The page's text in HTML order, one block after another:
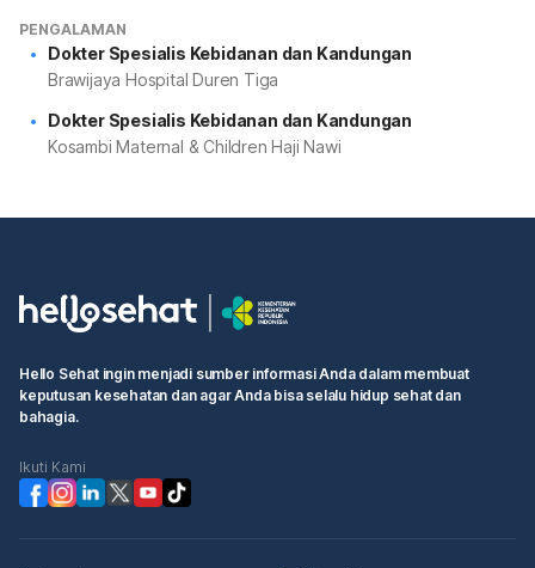
PENGALAMAN
Dokter Spesialis Kebidanan dan Kandungan
Brawijaya Hospital Duren Tiga
Dokter Spesialis Kebidanan dan Kandungan
Kosambi Maternal & Children Haji Nawi
Hello Sehat ingin menjadi sumber informasi Anda dalam membuat
keputusan kesehatan dan agar Anda bisa selalu hidup sehat dan
bahagia.
Ikuti Kami